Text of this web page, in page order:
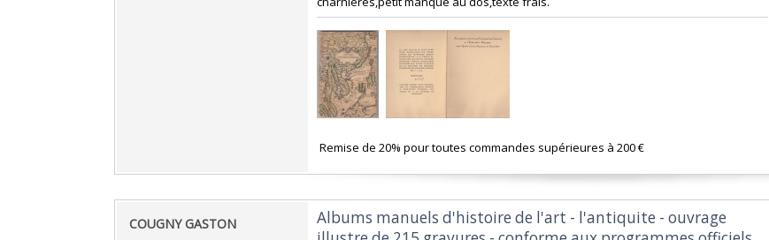
‎ Remise de 20% pour toutes commandes supérieures à 200 €‎
‎COUGNY GASTON‎
‎Albums manuels d'histoire de l'art - l'antiquite - ouvrage